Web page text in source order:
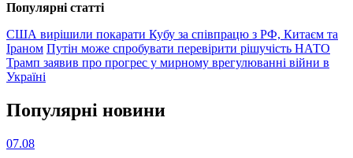
Популярнi статтi
США вирішили покарати Кубу за співпрацю з РФ, Китаєм та
Іраном Путін може спробувати перевірити рішучість НАТО
Трамп заявив про прогрес у мирному врегулюванні війни в
Україні
Популярнi новини
07.08